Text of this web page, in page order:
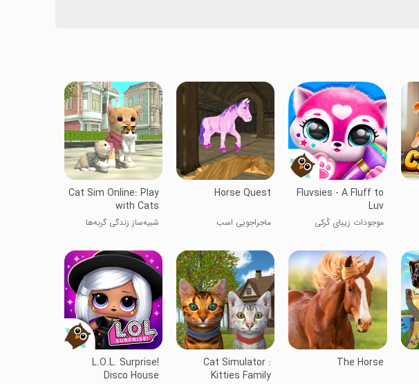
Fluvsies - A Fluff to
Luv
موجودات زیبای کُرکی
Horse Quest
ماجراجویی اسب
Cat Sim Online: Play
with Cats
شبیه‌ساز زندگی گربه‌ها
The Horse
Cat Simulator :
Kitties Family
L.O.L. Surprise!
Disco House